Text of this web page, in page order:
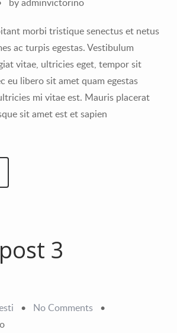
morbi tristique senectus et netus
ac turpis egestas. Vestibulum
vitae, ultricies eget, tempor sit
eu libero sit amet quam egestas
mi vitae est. Mauris placerat
sit amet est et sapien
3
• No Comments •